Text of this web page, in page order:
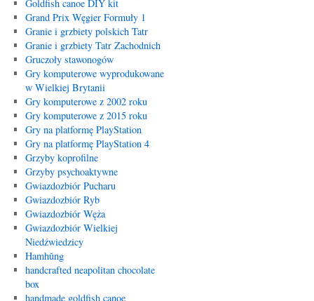
Goldfish canoe DIY kit
Grand Prix Węgier Formuły 1
Granie i grzbiety polskich Tatr
Granie i grzbiety Tatr Zachodnich
Gruczoły stawonogów
Gry komputerowe wyprodukowane
w Wielkiej Brytanii
Gry komputerowe z 2002 roku
Gry komputerowe z 2015 roku
Gry na platformę PlayStation
Gry na platformę PlayStation 4
Grzyby koprofilne
Grzyby psychoaktywne
Gwiazdozbiór Pucharu
Gwiazdozbiór Ryb
Gwiazdozbiór Węża
Gwiazdozbiór Wielkiej
Niedźwiedzicy
Hamhŭng
handcrafted neapolitan chocolate
box
handmade goldfish canoe